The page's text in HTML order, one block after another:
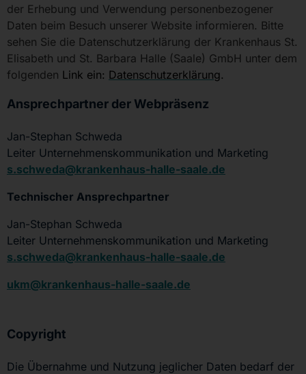
der Erhebung und Verwendung personenbezogener
Daten beim Besuch unserer Website informieren. Bitte
sehen Sie die Datenschutzerklärung der Krankenhaus St.
Elisabeth und St. Barbara Halle (Saale) GmbH unter dem
folgenden Link ein: Datenschutzerklärung.
Ansprechpartner der Webpräsenz
Jan-Stephan Schweda
Leiter Unternehmenskommunikation und Marketing
s.schweda@krankenhaus-halle-saale.de
Technischer Ansprechpartner
Jan-Stephan Schweda
Leiter Unternehmenskommunikation und Marketing
s.schweda@krankenhaus-halle-saale.de
ukm@krankenhaus-halle-saale.de
Copyright
Die Übernahme und Nutzung jeglicher Daten bedarf der